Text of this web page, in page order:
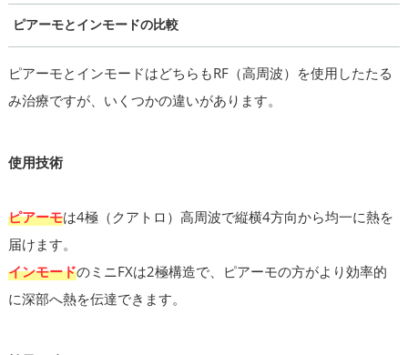
ピアーモとインモードの比較
ピアーモとインモードはどちらもRF（高周波）を使用したたる
み治療ですが、いくつかの違いがあります。
使用技術
ピアーモは4極（クアトロ）高周波で縦横4方向から均一に熱を
届けます。
インモードのミニFXは2極構造で、ピアーモの方がより効率的
に深部へ熱を伝達できます。